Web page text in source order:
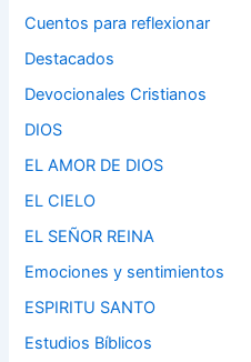
Cuentos para reflexionar
Destacados
Devocionales Cristianos
DIOS
EL AMOR DE DIOS
EL CIELO
EL SEÑOR REINA
Emociones y sentimientos
ESPIRITU SANTO
Estudios Bíblicos